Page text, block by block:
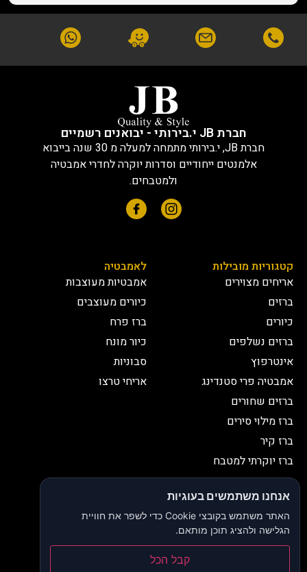
חברת JB י.בירותי - יבואנים רשמיים
חברת JB, י.בירותי מתמחה למעלה מ 30 שנה בייבוא
אלמנטים ייחודיים וסדרות יוקרה לחדרי אמבטיה
ולמטבחים.
קטגוריות מובילות
אריחים מצוירים
ברזים
כיורים
ברזים נשלפים
אינטרפוץ
אמבטיה פרי סטנדינג
ברזים שחורים
ברז מילוי סירים
ברז קיר
ברז יוקרתי למטבח
לאמבטיה
אמבטיות מעוצבות
כיורים מעוצבים
ברז פרח
כיור מונח
סבוניות
אריחי טרצו
יצירת קשר
03-9335335
052-2653038
sbeiruty@gmail.com
אולם תצוגה:דרך האורנים 23, רינתיה
אנחנו משתמשים בעוגיות
האתר משתמש בקובצי Cookie כדי לשפר את חוויית
הגלישה ולהציג תוכן מותאם.
קבל הכל